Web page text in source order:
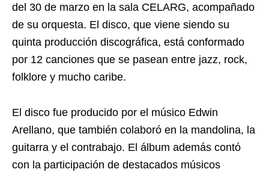
del 30 de marzo en la sala CELARG, acompañado
de su orquesta. El disco, que viene siendo su
quinta producción discográfica, está conformado
por 12 canciones que se pasean entre jazz, rock,
folklore y mucho caribe.
El disco fue producido por el músico Edwin
Arellano, que también colaboró en la mandolina, la
guitarra y el contrabajo. El álbum además contó
con la participación de destacados músicos